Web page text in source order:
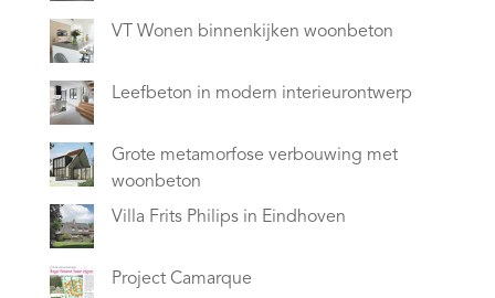
VT Wonen binnenkijken woonbeton
Leefbeton in modern interieurontwerp
Grote metamorfose verbouwing met
woonbeton
Villa Frits Philips in Eindhoven
Project Camarque